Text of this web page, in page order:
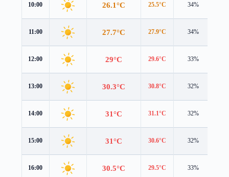
10:00 26.1°C 25.5°C 34%
11:00 27.7°C 27.9°C 34%
12:00 29°C 29.6°C 33%
13:00 30.3°C 30.8°C 32%
14:00 31°C 31.1°C 32%
15:00 31°C 30.6°C 32%
16:00 30.5°C 29.5°C 33%